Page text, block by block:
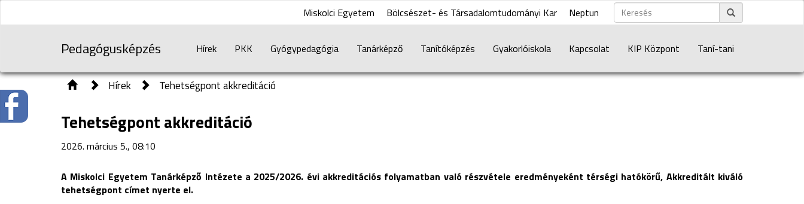
Miskolci Egyetem Bölcsészet- és Társadalomtudományi Kar Neptun
Pedagógusképzés Hírek PKK Gyógypedagógia Tanárképző Tanítóképzés Gyakorlóiskola Kapcsolat KIP Központ Taní-tani
Hírek Tehetségpont akkreditáció
Tehetségpont akkreditáció
2026. március 5., 08:10
A Miskolci Egyetem Tanárképző Intézete a 2025/2026. évi akkreditációs folyamatban való részvétele eredményeként térségi hatókörű, Akkreditált kiváló
tehetségpont címet nyerte el.